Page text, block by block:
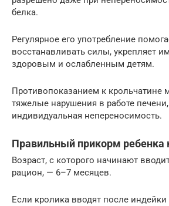
белка.
Регулярное его употребление
восстанавливать силы, укрепляет
здоровым и ослабленным детям.
Противопоказанием к крольчатине
тяжелые нарушения в работе
индивидуальная непереносимость.
Правильный прикорм ребенка
Возраст, с которого начинают
рацион, — 6–7 месяцев.
Если кролика вводят после